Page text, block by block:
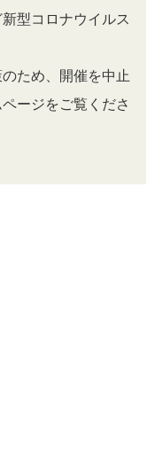
型コロナウイルス
ため、開催を中止
ージをご覧くださ